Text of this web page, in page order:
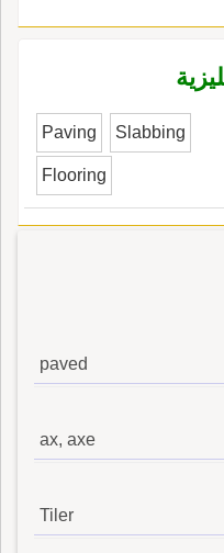
Paving Slabbing
Flooring
paved
ax, axe
Tiler